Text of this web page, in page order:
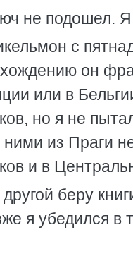
не подошел. Я
с
он
или в
но я не
ними из Праги
и в
беру
я убедился в